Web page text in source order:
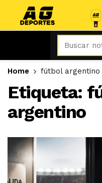
Home fútbol argentino
Etiqueta:
argentino